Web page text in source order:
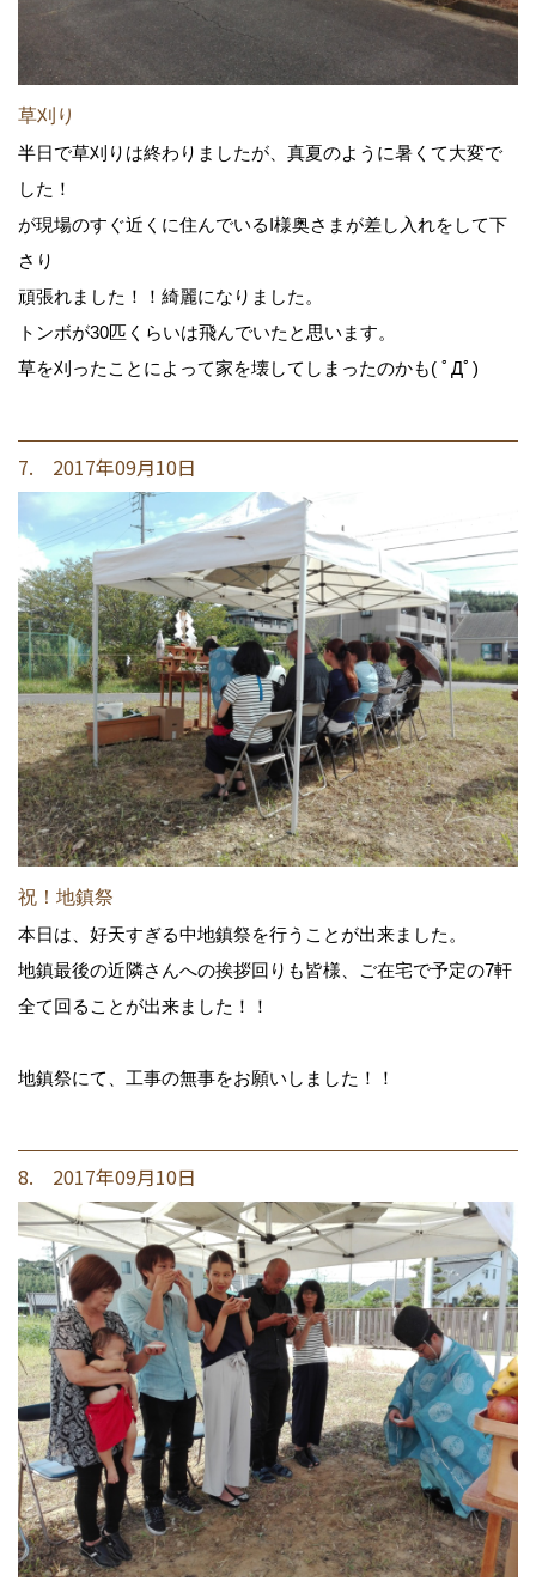
草刈り
半日で草刈りは終わりましたが、真夏のように暑くて大変で
した！
が現場のすぐ近くに住んでいるI様奥さまが差し入れをして下
さり
頑張れました！！綺麗になりました。
トンボが30匹くらいは飛んでいたと思います。
草を刈ったことによって家を壊してしまったのかも( ﾟДﾟ)
7. 2017年09月10日
祝！地鎮祭
本日は、好天すぎる中地鎮祭を行うことが出来ました。
地鎮最後の近隣さんへの挨拶回りも皆様、ご在宅で予定の7軒
全て回ることが出来ました！！
地鎮祭にて、工事の無事をお願いしました！！
8. 2017年09月10日